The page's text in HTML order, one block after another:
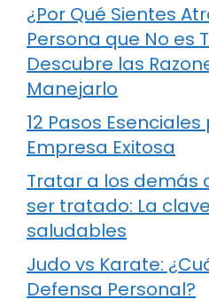
¿Por Qué Sientes
Persona que No es
Descubre las
Manejarlo
12 Pasos
Empresa Exitosa
Tratar a los demás
ser tratado: La
saludables
Judo vs Karate:
Defensa Personal?